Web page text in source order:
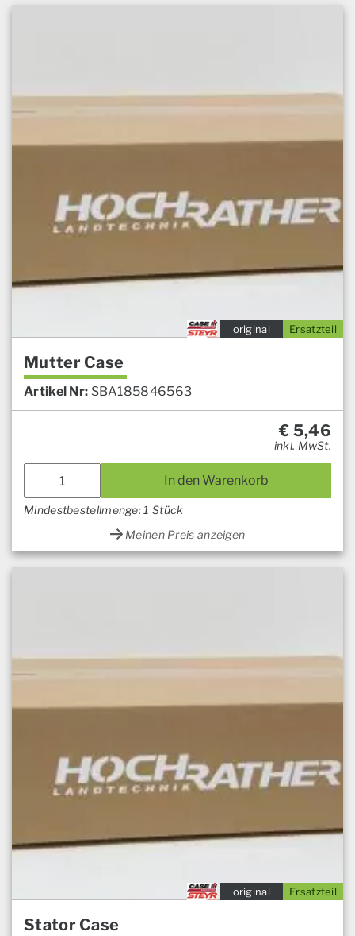
Ersatzteil
original
Mutter Case
Artikel Nr: SBA185846563
€ 5,46
inkl. MwSt.
In den Warenkorb
Mindestbestellmenge: 1 Stück
Meinen Preis anzeigen
Ersatzteil
original
Stator Case